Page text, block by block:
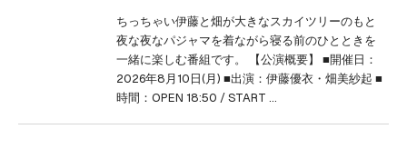
ちっちゃい伊藤と畑が大きなスカイツリーのもと
夜な夜なパジャマを着ながら寝る前のひとときを
一緒に楽しむ番組です。 【公演概要】 ■開催日：
2026年8月10日(月) ■出演：伊藤優衣・畑美紗起 ■
時間：OPEN 18:50 / START …